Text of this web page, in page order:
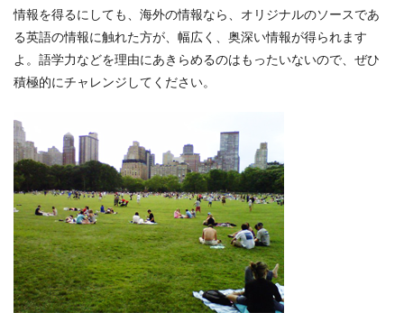
情報を得るにしても、海外の情報なら、オリジナルのソースであ
る英語の情報に触れた方が、幅広く、奥深い情報が得られます
よ。語学力などを理由にあきらめるのはもったいないので、ぜひ
積極的にチャレンジしてください。